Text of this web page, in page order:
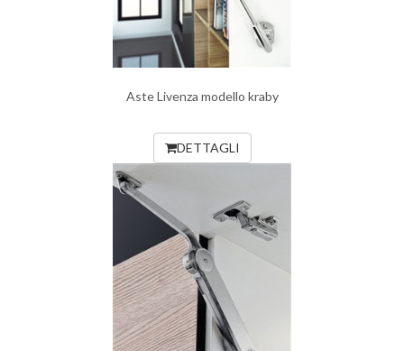
Aste Livenza modello kraby
DETTAGLI